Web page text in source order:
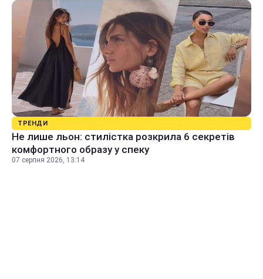
ТРЕНДИ
Не лише льон: стилістка розкрила 6 секретів
комфортного образу у спеку
07 серпня 2026, 13:14